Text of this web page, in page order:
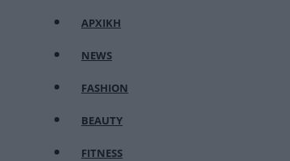
ΑΡΧΙΚΗ
NEWS
FASHION
BEAUTY
FITNESS